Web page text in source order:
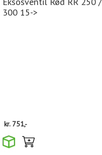
300 15->
kr. 751,-